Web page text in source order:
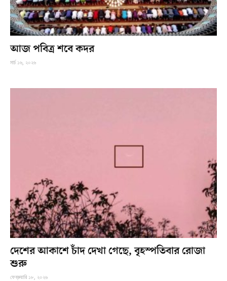
আজ পবিত্র শবে কদর
মার্চ ১৬, ২০২৬
দেশের আকাশে চাঁদ দেখা গেছে, বৃহস্পতিবার রোজা
শুরু
ফেব্রুয়ারি ১৮, ২০২৬